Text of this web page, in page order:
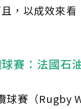
且，以成效來看
賽：法國石
球賽（Rugby